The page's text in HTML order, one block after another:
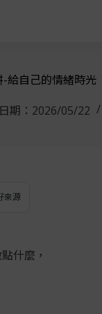
-給自己的情緒時光
期： 2026/05/22
來源
什麼，